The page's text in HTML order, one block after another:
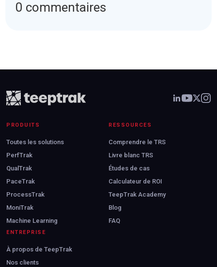
0 commentaires
PRODUITS
Toutes les solutions
PerfTrak
QualTrak
PaceTrak
ProcessTrak
MoniTrak
Machine Learning
RESSOURCES
Comprendre le TRS
Livre blanc TRS
Études de cas
Calculateur de ROI
TeepTrak Academy
Blog
FAQ
ENTREPRISE
À propos de TeepTrak
Nos clients